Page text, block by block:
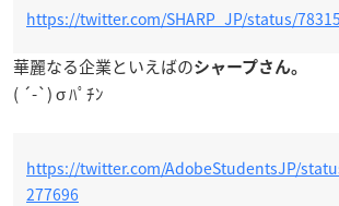
https://twitter.com/SHARP_JP/status/
華麗なる企業といえばのシャープさん。
( ´-`) σ ﾊﾟﾁﾝ
https://twitter.com/AdobeStudentsJP/
277696